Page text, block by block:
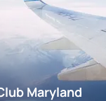
Maryland